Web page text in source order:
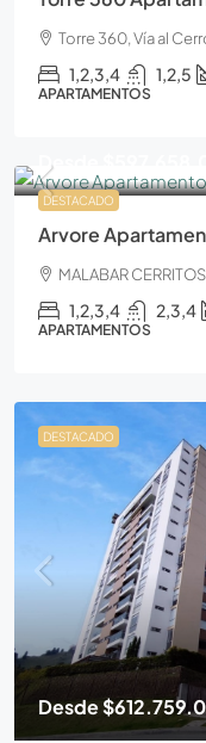
Torre 360, Vía al
1,2,3,4 1,2,5
APARTAMENTOS
DESTACADO
Desde
Arvore
MALABAR CERRITOS
1,2,3,4 2,3,4
APARTAMENTOS
DESTACADO
Desde